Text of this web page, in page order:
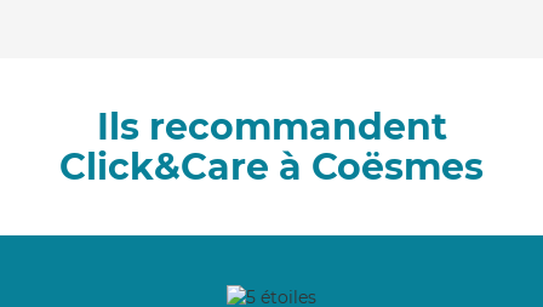
Ils recommandent
Click&Care à Coësmes